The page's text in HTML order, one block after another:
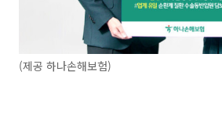
(제공 하나손해보험)